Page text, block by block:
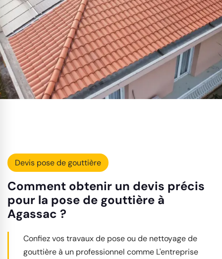
Devis pose de gouttière
Comment obtenir un devis précis
pour la pose de gouttière à
Agassac ?
Confiez vos travaux de pose ou de nettoyage de
gouttière à un professionnel comme L'entreprise